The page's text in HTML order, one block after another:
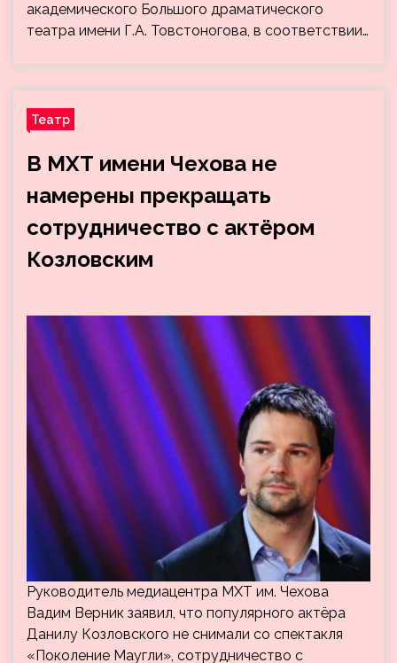
академического Большого драматического
театра имени Г.А. Товстоногова, в соответствии…
Театр
В МХТ имени Чехова не
намерены прекращать
сотрудничество с актёром
Козловским
Руководитель медиацентра МХТ им. Чехова
Вадим Верник заявил, что популярного актёра
Данилу Козловского не снимали со спектакля
«Поколение Маугли», сотрудничество с